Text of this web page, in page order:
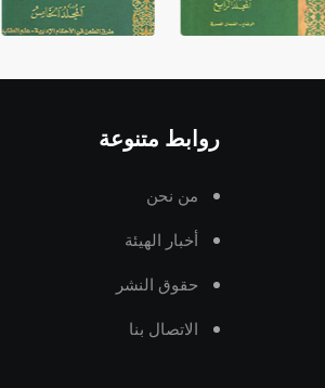
روابط متنوعة
من نحن
أخبار الهيئة
حقوق النشر
الاتصال بنا